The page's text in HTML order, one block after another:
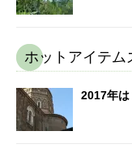
ホットアイテム
2017年